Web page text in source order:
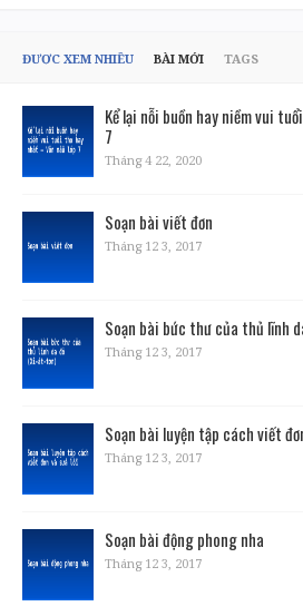
ĐƯỢC XEM NHIỀU BÀI MỚI TAGS
Kể lại nỗi buồn hay niềm vui
7
Tháng 4 22, 2020
Soạn bài viết đơn
Tháng 12 3, 2017
Soạn bài bức thư của thủ lĩnh
Tháng 12 3, 2017
Soạn bài luyện tập cách viết
Tháng 12 3, 2017
Soạn bài động phong nha
Tháng 12 3, 2017